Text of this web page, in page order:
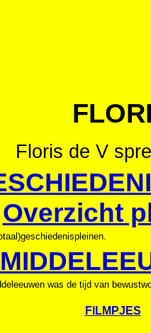
Floris de V
Overzicht
was de tijd van
FILMPJES